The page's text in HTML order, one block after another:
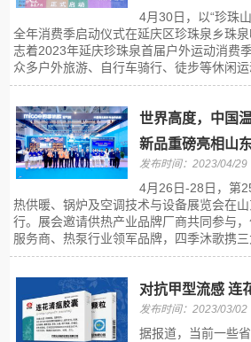
4月30日，以“珍珠
全年消费季启动仪式在延庆区珍珠泉乡珠
志着2023年延庆珍珠泉首届户外运动消费
众多户外旅游、自行车骑行、徒步等休闲运
世界高度，中国
新品重磅亮相山
发布时间：2023/04/29
4月26日-28日，第
热供暖、锅炉及空调技术与设备展览会在
行。展会邀请供热产业品牌厂商共同参与
服务商、热泵行业领军品牌，四季沐歌携三
对抗甲型流感 连
发布时间：2023/03/02
据报道，当前一些